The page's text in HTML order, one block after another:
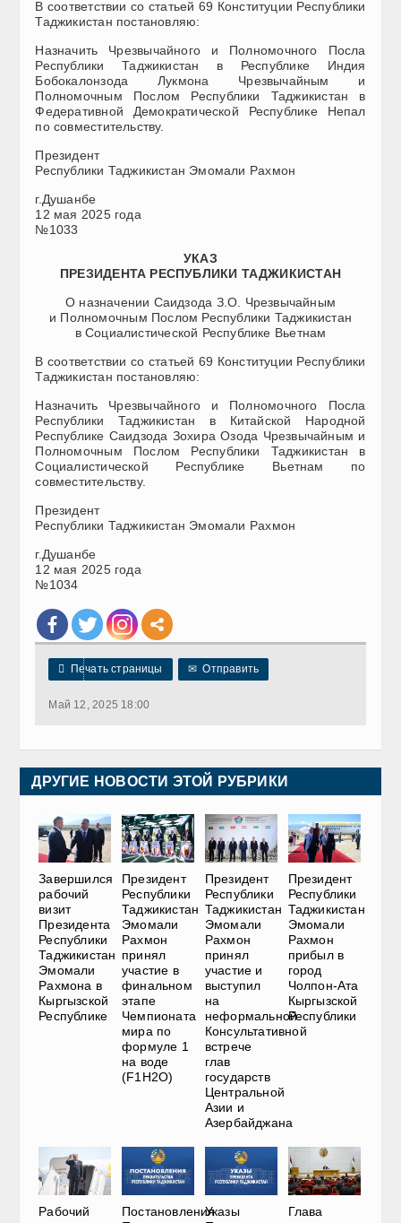
В соответствии со статьей 69 Конституции Республики
Таджикистан постановляю:
Назначить Чрезвычайного и Полномочного Посла
Республики Таджикистан в Республике Индия
Бобокалонзода Лукмона Чрезвычайным и
Полномочным Послом Республики Таджикистан в
Федеративной Демократической Республике Непал
по совместительству.
Президент
Республики Таджикистан Эмомали Рахмон
г.Душанбе
12 мая 2025 года
№1033
УКАЗ
ПРЕЗИДЕНТА РЕСПУБЛИКИ ТАДЖИКИСТАН
О назначении Саидзода З.О. Чрезвычайным
и Полномочным Послом Республики Таджикистан
в Социалистической Республике Вьетнам
В соответствии со статьей 69 Конституции Республики
Таджикистан постановляю:
Назначить Чрезвычайного и Полномочного Посла
Республики Таджикистан в Китайской Народной
Республике Саидзода Зохира Озода Чрезвычайным и
Полномочным Послом Республики Таджикистан в
Социалистической Республике Вьетнам по
совместительству.
Президент
Республики Таджикистан Эмомали Рахмон
г.Душанбе
12 мая 2025 года
№1034
 Печать страницы ✉ Отправить
Май 12, 2025 18:00
ДРУГИЕ НОВОСТИ ЭТОЙ РУБРИКИ
Завершился
рабочий
визит
Президента
Республики
Таджикистан
Эмомали
Рахмона в
Кыргызской
Республике
Президент
Республики
Таджикистан
Эмомали
Рахмон
принял
участие в
финальном
этапе
Чемпионата
мира по
формуле 1
на воде
(F1H2O)
Президент
Республики
Таджикистан
Эмомали
Рахмон
принял
участие и
выступил
на
неформальной
Консультативной
встрече
глав
государств
Центральной
Азии и
Азербайджана
Президент
Республики
Таджикистан
Эмомали
Рахмон
прибыл в
город
Чолпон-Ата
Кыргызской
Республики
Рабочий
ПостановленияУказы
Глава